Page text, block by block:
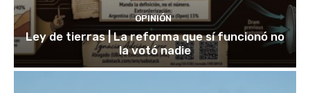
OPINIÓN
Ley de tierras | La reforma que sí funcionó no
la votó nadie